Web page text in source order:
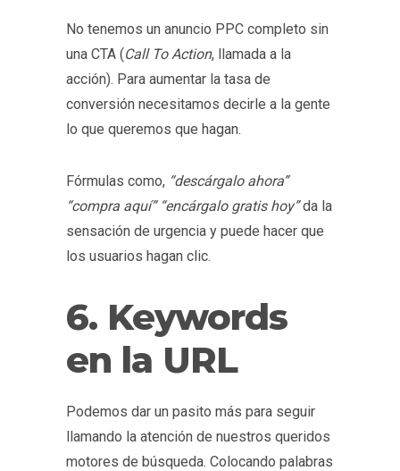
No tenemos un anuncio PPC completo sin
una CTA (Call To Action, llamada a la
acción). Para aumentar la tasa de
conversión necesitamos decirle a la gente
lo que queremos que hagan.
Fórmulas como, “descárgalo ahora”
“compra aquí” “encárgalo gratis hoy”da la
sensación de urgencia y puede hacer que
los usuarios hagan clic.
6. Keywords
en la URL
Podemos dar un pasito más para seguir
llamando la atención de nuestros queridos
motores de búsqueda. Colocando palabras